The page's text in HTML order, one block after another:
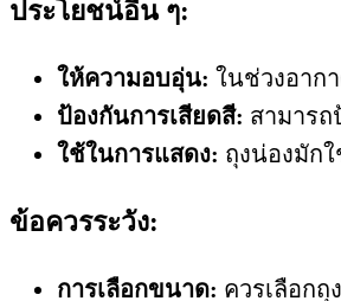
ประโยชน์อื่น ๆ:
ให้ความอบอุ่น: ในช่วงอาก
ป้องกันการเสียดสี: สามารถ
ใช้ในการแสดง: ถุงน่องมัก
ข้อควรระวัง:
การเลือกขนาด: ควรเลือก